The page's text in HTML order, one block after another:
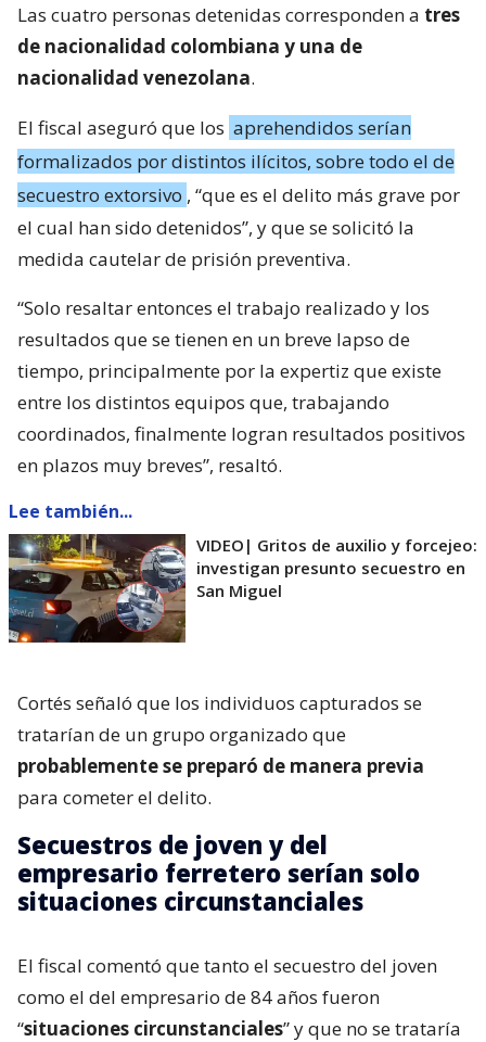
Las cuatro personas detenidas corresponden a tres
de nacionalidad colombiana y una de
nacionalidad venezolana.
El fiscal aseguró que los aprehendidos serían
formalizados por distintos ilícitos, sobre todo el de
secuestro extorsivo , “que es el delito más grave por
el cual han sido detenidos”, y que se solicitó la
medida cautelar de prisión preventiva.
“Solo resaltar entonces el trabajo realizado y los
resultados que se tienen en un breve lapso de
tiempo, principalmente por la expertiz que existe
entre los distintos equipos que, trabajando
coordinados, finalmente logran resultados positivos
en plazos muy breves”, resaltó.
Lee también...
VIDEO| Gritos de auxilio y forcejeo:
investigan presunto secuestro en
San Miguel
Cortés señaló que los individuos capturados se
tratarían de un grupo organizado que
probablemente se preparó de manera previa
para cometer el delito.
Secuestros de joven y del
empresario ferretero serían solo
situaciones circunstanciales
El fiscal comentó que tanto el secuestro del joven
como el del empresario de 84 años fueron
“situaciones circunstanciales” y que no se trataría